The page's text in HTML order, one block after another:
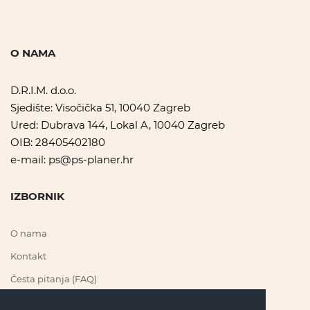
O NAMA
D.R.I.M. d.o.o.
Sjedište: Visočička 51, 10040 Zagreb
Ured: Dubrava 144, Lokal A, 10040 Zagreb
OIB: 28405402180
e-mail: ps@ps-planer.hr
IZBORNIK
O nama
Kontakt
Česta pitanja (FAQ)